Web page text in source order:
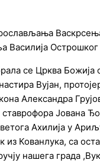
се Црква
Вујан,
Александра
Јована
Ахилија у
Кованлука, са
нашега града